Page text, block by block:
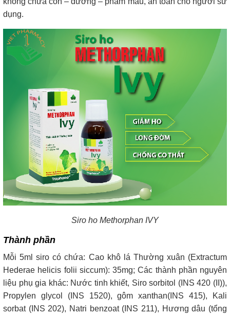
dụng.
Siro ho Methorphan IVY
Thành phần
Mỗi 5ml siro có chứa: Cao khô lá Thường xuân (Extractum
Hederae helicis folii siccum): 35mg; Các thành phần nguyên
liệu phụ gia khác: Nước tinh khiết, Siro sorbitol (INS 420 (II)),
Propylen glycol (INS 1520), gôm xanthan(INS 415), Kali
sorbat (INS 202), Natri benzoat (INS 211), Hương dâu (tổng